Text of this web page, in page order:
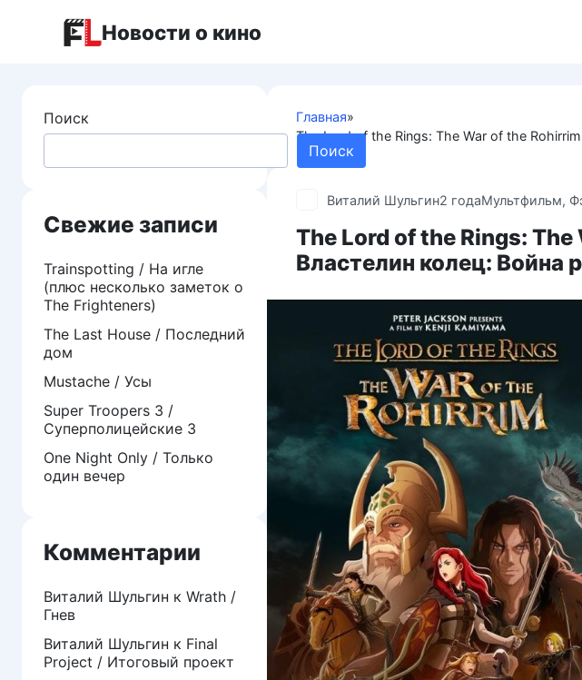
Новости о кино
Главная»
The Lord of the Rings: The War of the
Виталий Шульгин2 годаМультфильм,
The Lord of the Rings:
Властелин колец: Война
Поиск
Поиск
Свежие записи
Trainspotting / На игле
(плюс несколько заметок о
The Frighteners)
The Last House / Последний
дом
Mustache / Усы
Super Troopers 3 /
Суперполицейские 3
One Night Only / Только
один вечер
Комментарии
Виталий Шульгин к Wrath /
Гнев
Виталий Шульгин к Final
Project / Итоговый проект